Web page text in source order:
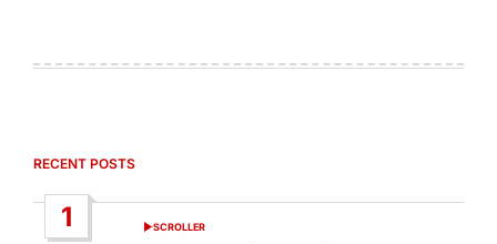
RECENT POSTS
1
POSTED
SCROLLER